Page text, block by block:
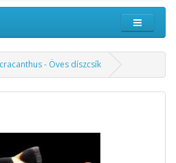
- Öves díszcsík